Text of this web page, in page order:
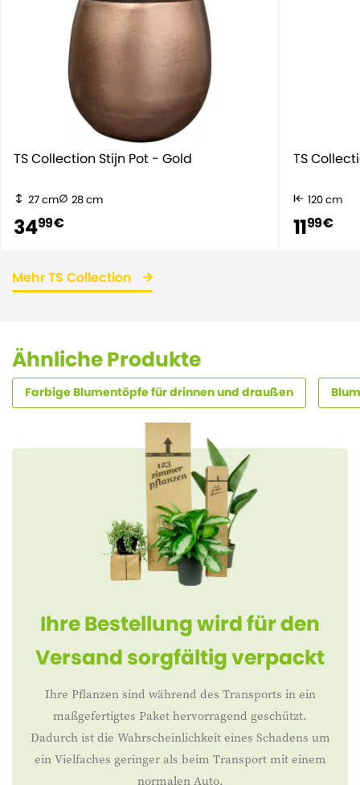
TS Collection Stijn Pot - Gold
27 cm 28 cm
3499 €
TS
120 cm
1199 €
Mehr TS Collection
Ähnliche Produkte
Farbige Blumentöpfe für drinnen und draußen
Ihre Bestellung wird für den
Versand sorgfältig verpackt
Ihre Pflanzen sind während des Transports in ein
maßgefertigtes Paket hervorragend geschützt.
Dadurch ist die Wahrscheinlichkeit eines Schadens um
ein Vielfaches geringer als beim Transport mit einem
normalen Auto.